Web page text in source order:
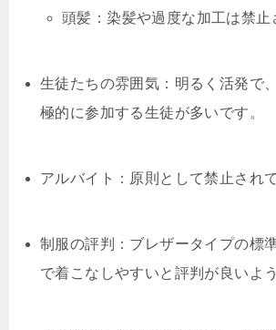
頭髪：染髪や過度な加工は禁止
生徒たちの雰囲気：明るく活発で
極的に参加する生徒が多いです。
アルバイト：原則として禁止され
制服の評判：ブレザータイプの標
で着こなしやすいと評判が良いよ